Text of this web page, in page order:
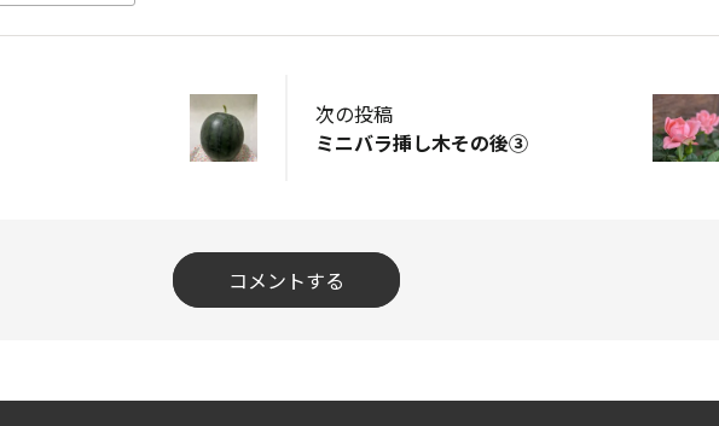
次の投稿
ミニバラ挿し木その後③
コメントする